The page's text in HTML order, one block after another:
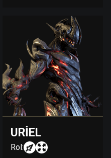
URIEL
Rol: